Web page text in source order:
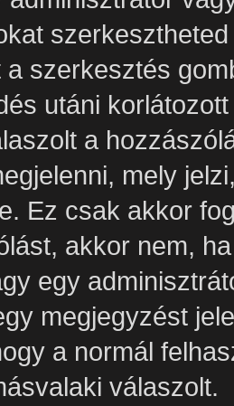
a szerkesztés
utáni
a
mely
Ez csak akkor
akkor nem,
egy
megjegyzést
a normál
válaszolt.